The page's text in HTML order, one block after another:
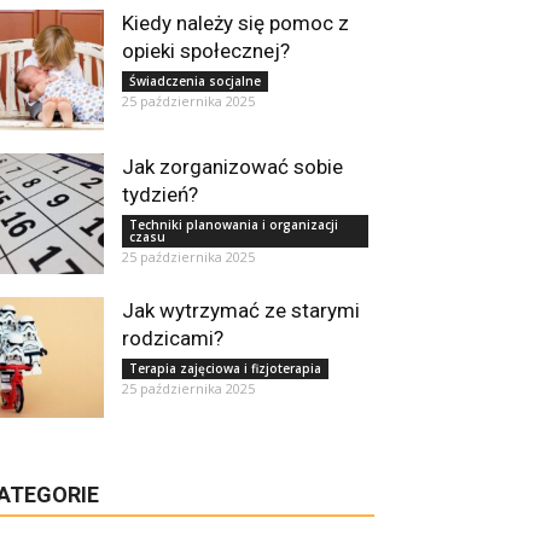
Kiedy należy się pomoc z
opieki społecznej?
Świadczenia socjalne
25 października 2025
Jak zorganizować sobie
tydzień?
Techniki planowania i organizacji
czasu
25 października 2025
Jak wytrzymać ze starymi
rodzicami?
Terapia zajęciowa i fizjoterapia
25 października 2025